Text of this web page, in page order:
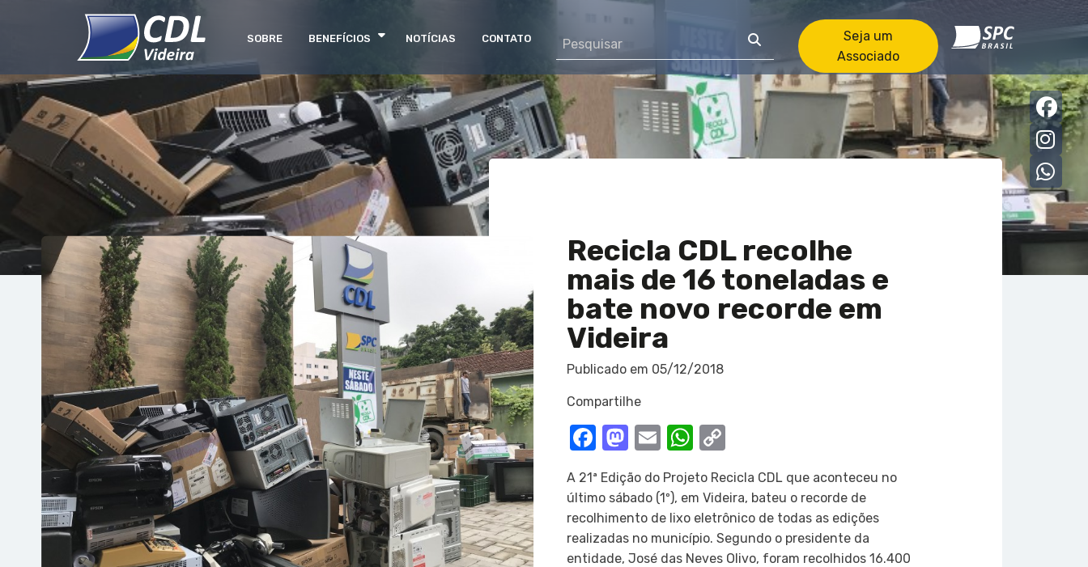
SOBRE BENEFÍCIOS NOTÍCIAS CONTATO
Seja um
Associado
Recicla CDL recolhe
mais de 16 toneladas e
bate novo recorde em
Videira
Publicado em 05/12/2018
Compartilhe
Facebook
Mastodon
EmailWhatsApp
Copy
A 21ª Edição do Projeto Recicla CDL que aconteceu no
último sábado (1º), em Videira, bateu o recorde de
recolhimento de lixo eletrônico de todas as edições
realizadas no município. Segundo o presidente da
entidade, José das Neves Olivo, foram recolhidos 16.400